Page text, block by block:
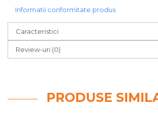
Informatii conformitate produs
Caracteristici
Review-uri (0)
PRODUSE